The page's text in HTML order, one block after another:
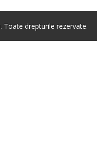
Toate drepturile rezervate.